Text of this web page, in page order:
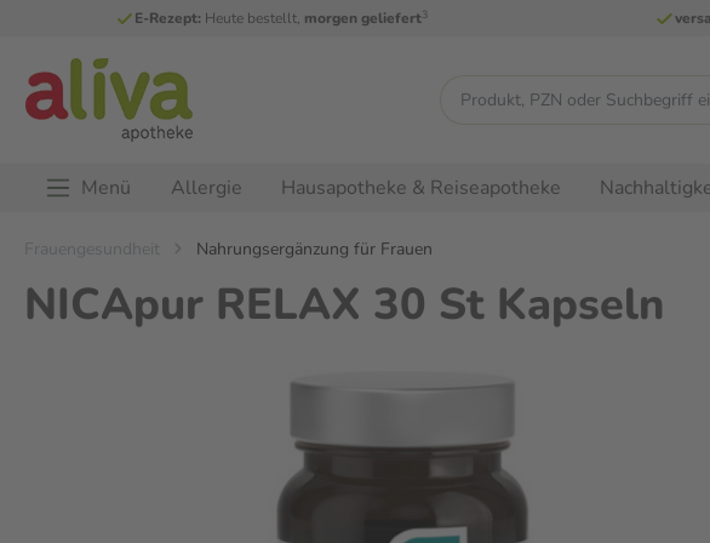
E-Rezept: Heute bestellt, morgen geliefert3
Menü Allergie Hausapotheke & Reiseapotheke
Frauengesundheit Nahrungsergänzung für Frauen
NICApur RELAX 30 St Kapseln